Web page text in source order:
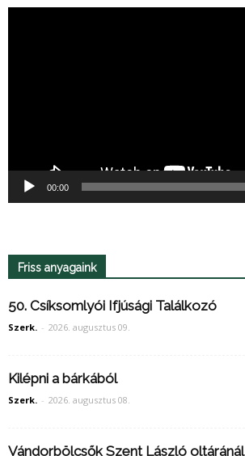
00:00
Friss anyagaink
50. Csíksomlyói Ifjúsági Találkozó
Szerk. - 2026. augusztus 09.
Kilépni a bárkából
Szerk. - 2026. augusztus 08.
Vándorbölcsők Szent László oltáránál